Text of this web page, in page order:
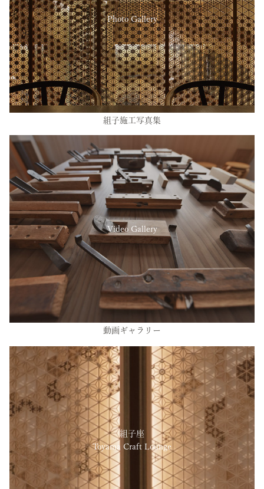
Photo Gallery
組子施工写真集
Video Gallery
動画ギャラリー
組子座
Toyama Craft Lounge